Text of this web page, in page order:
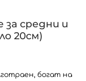
за средни и
20см)
богат на